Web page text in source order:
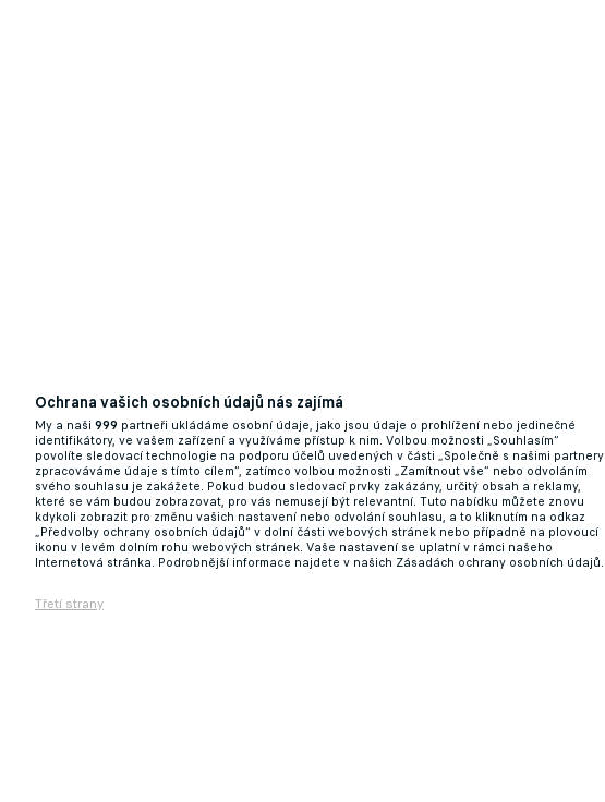
Ochrana vašich osobních údajů nás zajímá
My a naši 999 partneři ukládáme osobní údaje, jako jsou údaje o prohlížení nebo jedinečné
identifikátory, ve vašem zařízení a využíváme přístup k nim. Volbou možnosti „Souhlasím“
povolíte sledovací technologie na podporu účelů uvedených v části „Společně s našimi partnery
zpracováváme údaje s tímto cílem“, zatímco volbou možnosti „Zamítnout vše“ nebo odvoláním
svého souhlasu je zakážete. Pokud budou sledovací prvky zakázány, určitý obsah a reklamy,
které se vám budou zobrazovat, pro vás nemusejí být relevantní. Tuto nabídku můžete znovu
kdykoli zobrazit pro změnu vašich nastavení nebo odvolání souhlasu, a to kliknutím na odkaz
„Předvolby ochrany osobních údajů“ v dolní části webových stránek nebo případně na plovoucí
ikonu v levém dolním rohu webových stránek. Vaše nastavení se uplatní v rámci našeho
Internetová stránka. Podrobnější informace najdete v našich Zásadách ochrany osobních údajů.
Třetí strany